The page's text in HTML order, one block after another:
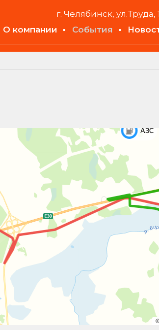
г. Челябинск, ул.Труда,
О компании
События